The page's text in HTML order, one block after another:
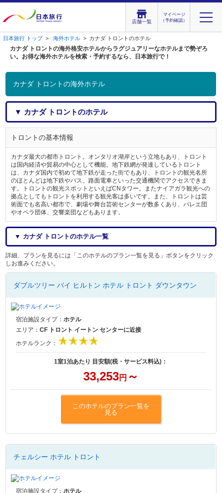
店舗一覧
マイページ
（予約確認）
日本旅行 トップ > 海外ホテル > カナダ トロントのホテル
カナダ トロントの海外格安ホテルからラグジュアリーなホテルまで勢ぞろ
い。お得な海外ホテルを検索・予約するなら、日本旅行で！
カナダ トロントの海外ホテル
▼ カナダ トロントのホテル
トロントの基本情報
カナダ最大の都市トロント。オンタリオ湖岸という立地もあり、トロント
は国内経済や貿易の中心として機能。地下鉄網が発達しているトロント
は、カナダ国内で初めて地下鉄が走った街でもあり、トロントの観光名所
のほとんどは地下鉄やバス、路面電車といった交通機関でアクセスできま
す。トロントの観光スポットといえばCNタワー。またナイアガラ観光への
拠点としてもトロントを利用する観光客は多いです。また、トロントは芸
術面でも名高い都市で、劇場や舞台芸術センターが数多くあり、バレエ団
やオペラ団体、交響楽団などもあります。
▼ カナダ トロントのホテル一覧
詳細、プランを見るには「このホテルのプラン一覧を見る」ボタンをクリック
しお進みください。
ダブルツリー バイ ヒルトン ホテル トロント ダウンタウン
宿泊施設タイプ：ホテル
エリア：CF トロント イートン センターに近接
ホテルランク：
1室1泊あたり 目安額(税・サービス料込)：
33,253円 ～
このホテルのプラン一覧を
見る
チェルシー ホテル トロント
宿泊施設タイプ：ホテル